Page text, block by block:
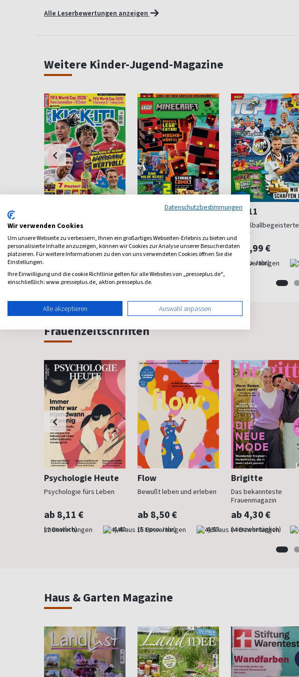
Alle Leserbewertungen anzeigen
Weitere Kinder-Jugend-Magazine
4,73
Fußball für Jugendliche
ab 7,32 €
LEGO Minecraft
ab 5,99 €
Top 11
Für fußballbegeisterte
Kinder
ab 4,99 €
(9 x pro Jahr)
Frauenzeitschriften
Psychologie Heute
Psychologie fürs Leben
ab 8,11 €
(monatlich) 4,40
Flow
Bewußt leben und erleben
ab 8,50 €
(8 x pro Jahr) 4,63
Brigitte
Das bekannteste
Frauenmagazin
ab 4,30 €
(vierzehntäglich)
Haus & Garten Magazine
Datenschutzbestimmungen
Wir verwenden Cookies
Um unsere Webseite zu verbessern, Ihnen ein großartiges Webseiten-Erlebnis zu bieten und
personalisierte Inhalte anzuzeigen, können wir Cookies zur Analyse unserer Besucherdaten
platzieren. Für weitere Informationen zu den von uns verwendeten Cookies öffnen Sie die
Einstellungen.
Ihre Einwilligung und die cookie Richtlinie gelten für alle Websites von „presseplus.de“,
einschließlich: www.presseplus.de, aktion.presseplus.de.
Alle akzeptieren Auswahl anpassen